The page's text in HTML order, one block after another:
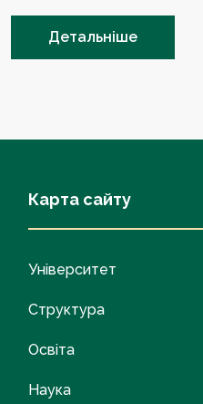
Детальніше
Карта сайту
Університет
Структура
Освіта
Наука